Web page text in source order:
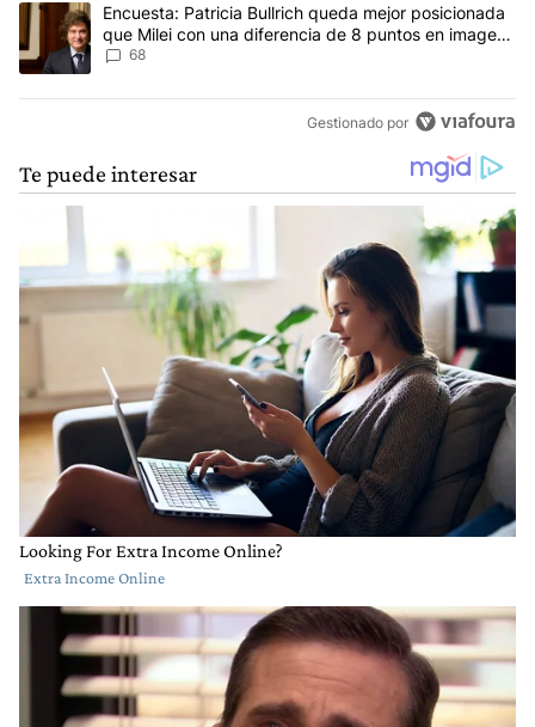
Un artículo de tendencia con el título "Encuesta: Patricia
Encuesta: Patricia Bullrich queda mejor posicionada
que Milei con una diferencia de 8 puntos en imagen
negativa
68
Gestionado por